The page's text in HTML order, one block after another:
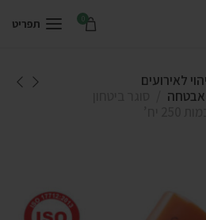
0 תפריט
לאירועים
אבטחה